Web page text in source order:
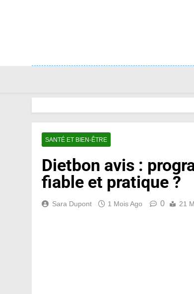
SANTÉ ET BIEN-ÊTRE
Dietbon avis :
fiable et pratique ?
Sara Dupont 1 Mois Ago 0 21